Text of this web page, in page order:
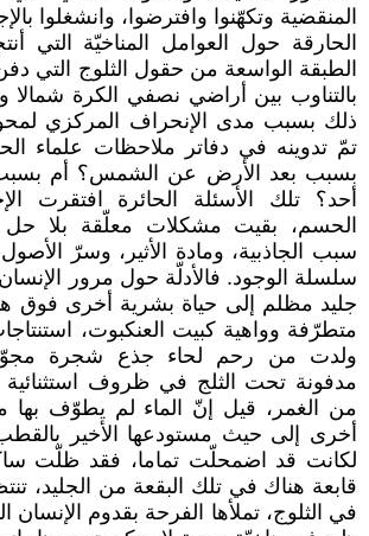
المنقضية وتكهّنوا وافترضوا، وانشغلوا
الحارقة حول العوامل المناخيّة التي
الطبقة الواسعة من حقول الثلوج التي
بالتناوب بين أراضي نصفي الكرة شمالا
ذلك بسبب مدى الإنحراف المركزي
تمّ تدوينه في دفاتر ملاحظات علماء
بسبب بعد الأرض عن الشمس؟ أم بسبب
أحد؟ تلك الأسئلة الحائرة افتقرت
الحسم، بقيت مشكلات معلّقة بلا حل
سبب الجاذبية، ومادة الأثير، وسرّ
سلسلة الوجود. فالأدلّة حول مرور
جليد مظلم إلى حياة بشرية أخرى فوق
متطرّفة وواهية كبيت العنكبوت،
ولدت من رحم لحاء جذع شجرة
مدفونة تحت الثلج في ظروف
من الغمر، قيل إنّ الماء لم يطوّف
أخرى إلى حيث مستودعها الأخير بالقطب
لكانت قد اضمحلّت تماما، فقد ظلّت
قابعة هناك في تلك البقعة من الجليد،
في الثلوج، تملأها الفرحة بقدوم الإنسان